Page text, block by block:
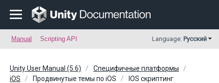
Manual Scripting API Language: Русский
Unity User Manual (5.6)
Специфичные платформы
iOS
Продвинутые темы по iOS IOS cкриптинг